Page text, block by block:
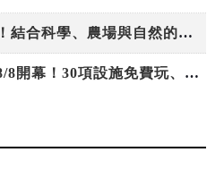
嘉義鹿草夏日探索趣！結合科學、農場與自然的親子小旅行
高雄最大親子遊樂園8/8開幕！30項設施免費玩、YOYO家族嗨翻暑假